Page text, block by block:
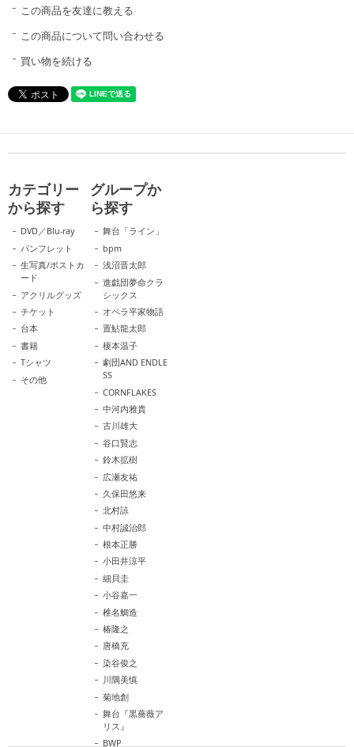
この商品を友達に教える
この商品について問い合わせる
買い物を続ける
カテゴリー
から探す
DVD／Blu-ray
パンフレット
生写真/ポストカ
ード
アクリルグッズ
チケット
台本
書籍
Tシャツ
その他
グループか
ら探す
舞台「ライン」
bpm
浅沼晋太郎
進戯団夢命クラ
シックス
オペラ平家物語
置鮎龍太郎
榎本温子
劇団AND ENDLE
SS
CORNFLAKES
中河内雅貴
古川雄大
谷口賢志
鈴木拡樹
広瀬友祐
久保田悠来
北村諒
中村誠治郎
根本正勝
小田井涼平
細貝圭
小谷嘉一
椎名鯛造
椿隆之
唐橋充
染谷俊之
川隅美慎
菊地創
舞台『黒薔薇ア
リス』
BWP